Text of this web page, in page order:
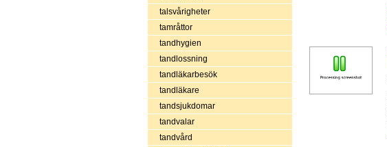
talsvårigheter
tamråttor
tandhygien
tandlossning
tandläkarbesök
tandläkare
tandsjukdomar
tandvalar
tandvård